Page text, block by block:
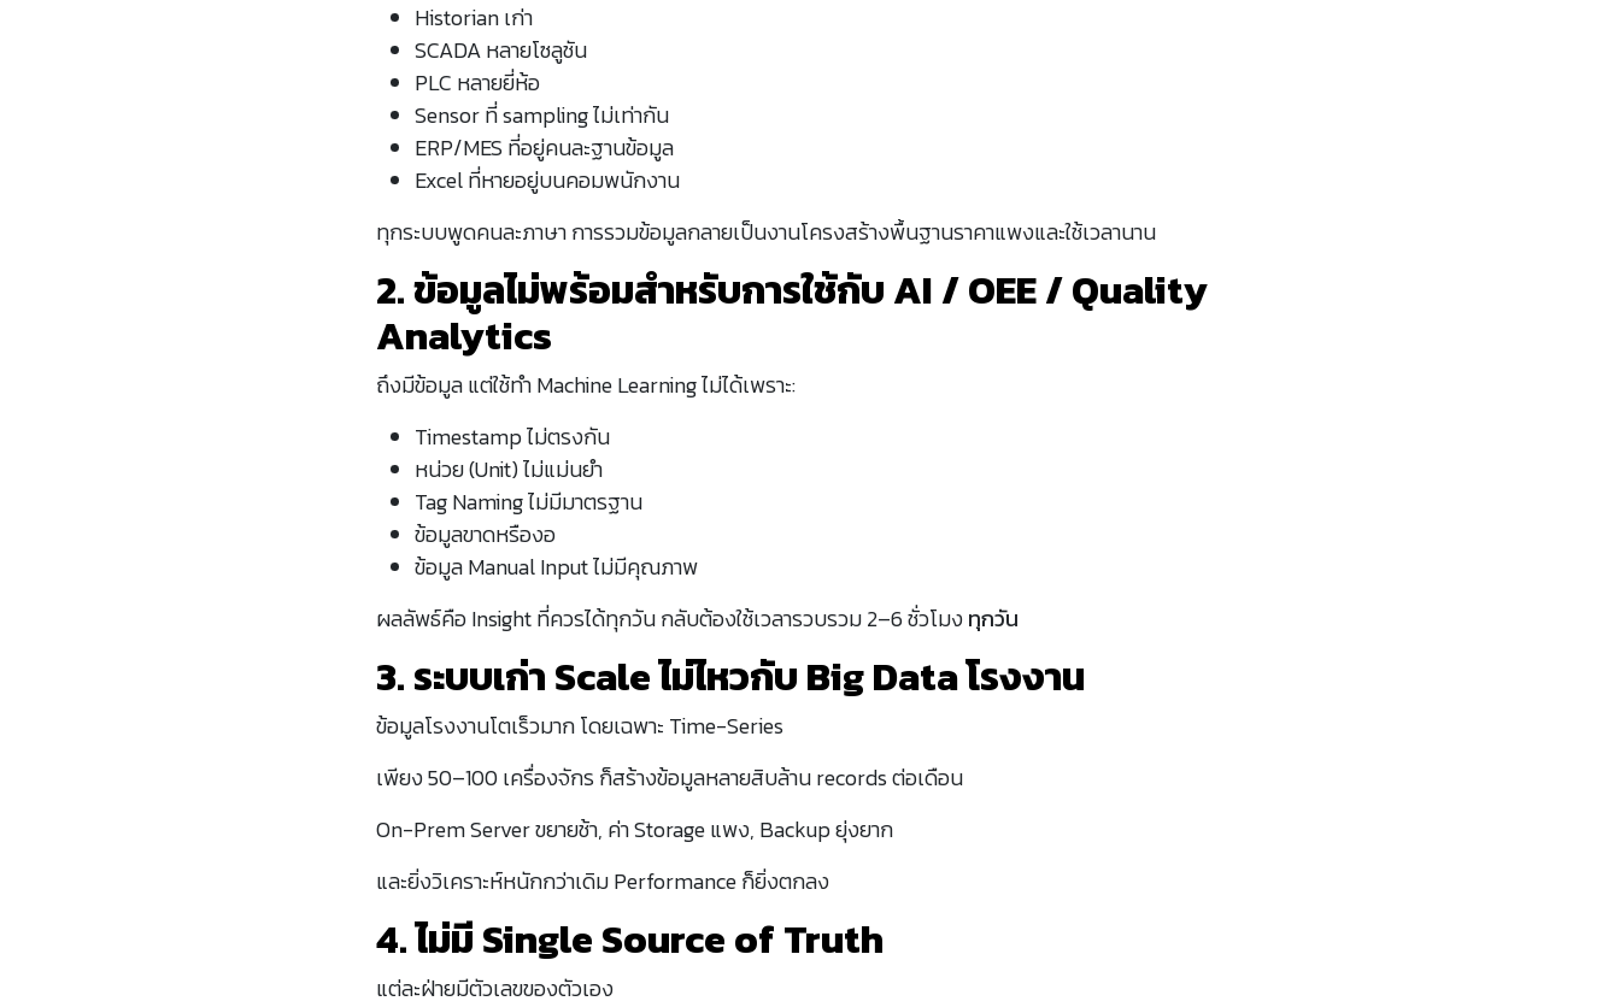
Historian เก่า
SCADA หลายโซลูชัน
PLC หลายยี่ห้อ
Sensor ที่ sampling ไม่เท่ากัน
ERP/MES ที่อยู่คนละฐานข้อมูล
Excel ที่หายอยู่บนคอมพนักงาน
ทุกระบบพูดคนละภาษา การรวมข้อมูลกลายเป็นงานโครงสร้างพื้นฐานราคาแพงและใช้เวลานาน
2. ข้อมูลไม่พร้อมสำหรับการใช้กับ AI / OEE / Quality
Analytics
ถึงมีข้อมูล แต่ใช้ทำ Machine Learning ไม่ได้เพราะ:
Timestamp ไม่ตรงกัน
หน่วย (Unit) ไม่แม่นยำ
Tag Naming ไม่มีมาตรฐาน
ข้อมูลขาดหรืองอ
ข้อมูล Manual Input ไม่มีคุณภาพ
ผลลัพธ์คือ Insight ที่ควรได้ทุกวัน กลับต้องใช้เวลารวบรวม 2–6 ชั่วโมงทุกวัน
3. ระบบเก่า Scale ไม่ไหวกับ Big Data โรงงาน
ข้อมูลโรงงานโตเร็วมาก โดยเฉพาะ Time-Series
เพียง 50–100 เครื่องจักร ก็สร้างข้อมูลหลายสิบล้าน records ต่อเดือน
On-Prem Server ขยายช้า, ค่า Storage แพง, Backup ยุ่งยาก
และยิ่งวิเคราะห์หนักกว่าเดิม Performance ก็ยิ่งตกลง
4. ไม่มี Single Source of Truth
แต่ละฝ่ายมีตัวเลขของตัวเอง